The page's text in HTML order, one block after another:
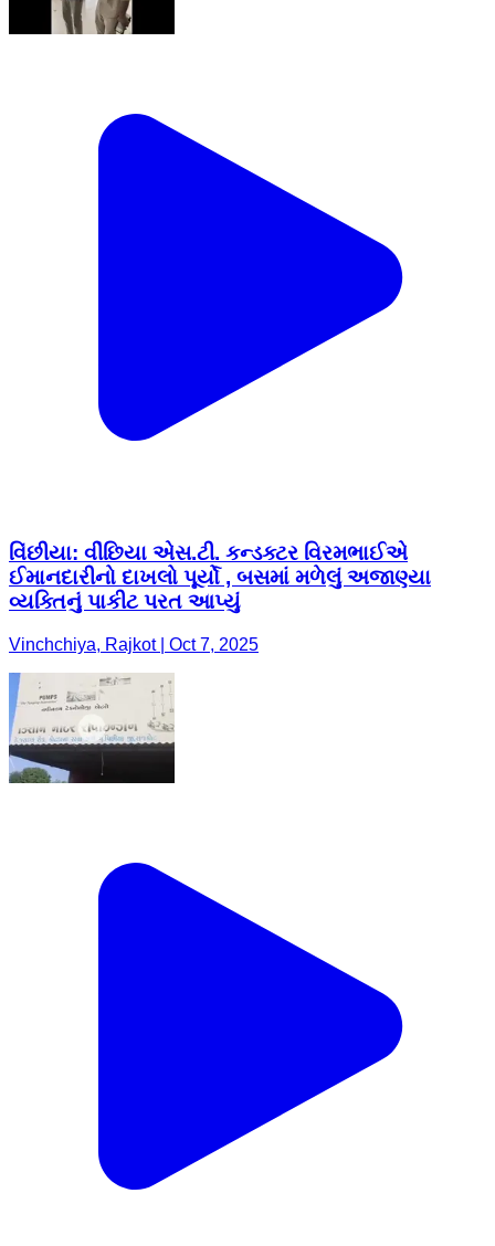
વિંછીયા: વીંછિયા એસ.ટી. કન્ડક્ટર વિરમભાઈએ
ઈમાનદારીનો દાખલો પૂર્યો , બસમાં મળેલું અજાણ્યા
વ્યક્તિનું પાકીટ પરત આપ્યું
Vinchchiya, Rajkot | Oct 7, 2025